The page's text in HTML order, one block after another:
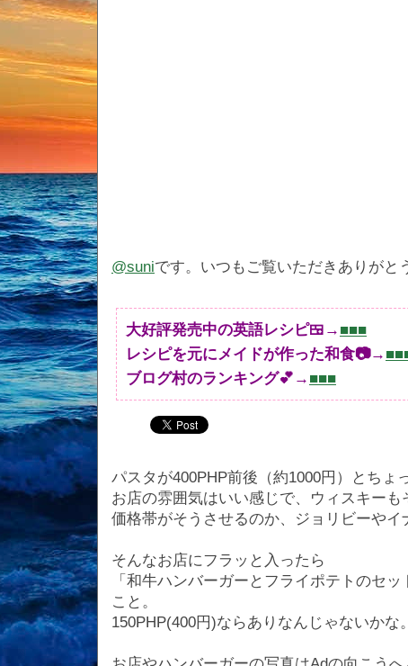
@suniです。いつもご覧いただきありがと
大好評発売中の英語レシピ🍱→ ■■■
レシピを元にメイドが作った和食📷→
ブログ村のランキング💕→ ■■■
パスタが400PHP前後（約1000円）とちょ
お店の雰囲気はいい感じで、ウィスキーも
価格帯がそうさせるのか、ジョリビーやイ
そんなお店にフラッと入ったら
「和牛ハンバーガーとフライポテトのセ
こと。
150PHP(400円)ならありなんじゃないかな。